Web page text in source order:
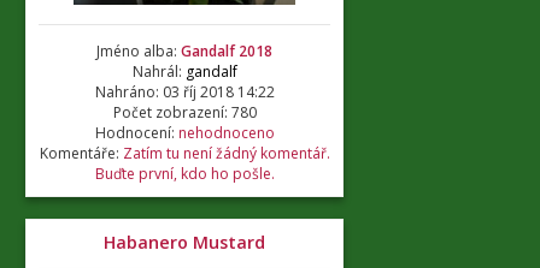
Jméno alba: Gandalf 2018
Nahrál: gandalf
Nahráno: 03 říj 2018 14:22
Počet zobrazení: 780
Hodnocení: nehodnoceno
Komentáře: Zatím tu není žádný komentář.
Buďte první, kdo ho pošle.
Habanero Mustard